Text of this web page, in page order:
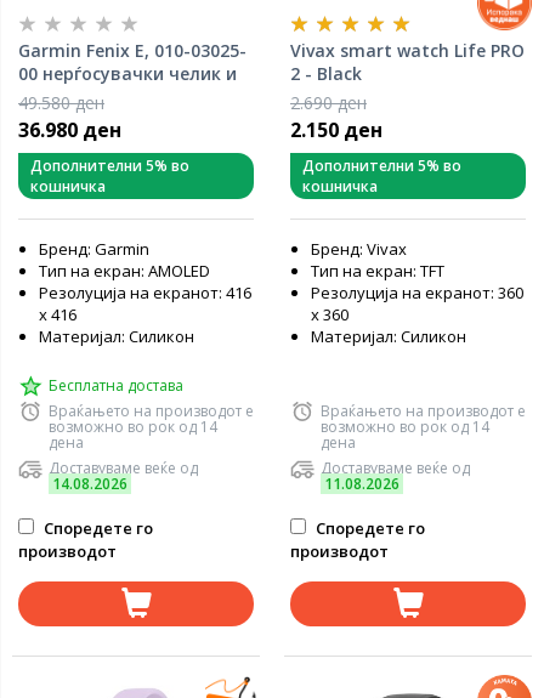
Garmin Fenix E, 010-03025-
00 нерѓосувачки челик и
силиконско ремче
49.580 ден
36.980 ден
Дополнителни 5% во
кошничка
Бренд: Garmin
Тип на екран: AMOLED
Резолуција на екранот: 416
x 416
Материјал: Силикон
Бесплатна достава
Враќањето на производот е
возможно во рок од 14
дена
Доставуваме веќе од
14.08.2026
Споредете го
производот
Vivax smart watch Life PRO
2 - Black
2.690 ден
2.150 ден
Дополнителни 5% во
кошничка
Бренд: Vivax
Тип на екран: TFT
Резолуција на екранот: 360
x 360
Материјал: Силикон
Враќањето на производот е
возможно во рок од 14
дена
Доставуваме веќе од
11.08.2026
Споредете го
производот